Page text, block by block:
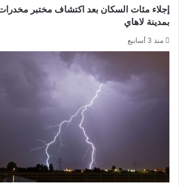
إجلاء مئات السكان بعد اكتشاف مختبر
بمدينة لاهاي
منذ 3 أسابيع